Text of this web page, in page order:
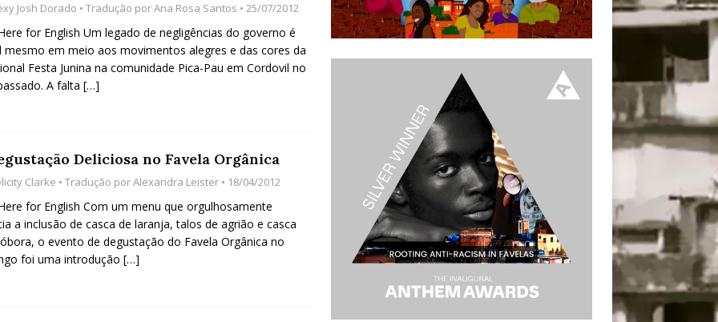
Josh Dorado • Tradução porAna Rosa Santos • 25/07/2012
for English Um legado de negligências do governo é
mesmo em meio aos movimentos alegres e das cores da
Festa Junina na comunidade Pica-Pau em Cordovil no
A falta […]
Deliciosa no Favela Orgânica
Clarke • Tradução porAlexandra Leister • 18/04/2012
for English Com um menu que orgulhosamente
a inclusão de casca de laranja, talos de agrião e casca
o evento de degustação do Favela Orgânica no
foi uma introdução […]